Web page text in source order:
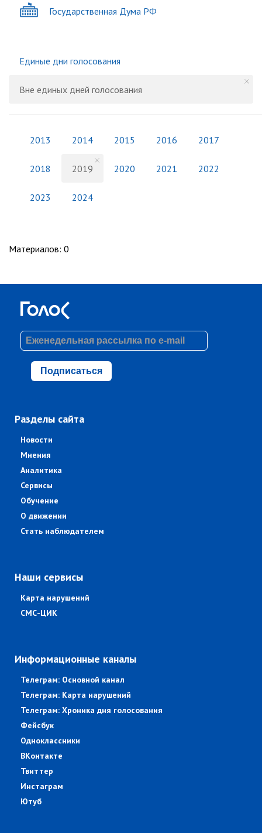
Государственная Дума РФ
Единые дни голосования
Вне единых дней голосования
2013 2014 2015 2016 2017
2018 2019 2020 2021 2022
2023 2024
Материалов: 0
Подписаться
Разделы сайта
Новости
Мнения
Аналитика
Сервисы
Обучение
О движении
Стать наблюдателем
Наши сервисы
Карта нарушений
СМС-ЦИК
Информационные каналы
Телеграм: Основной канал
Телеграм: Карта нарушений
Телеграм: Хроника дня голосования
Фейсбук
Одноклассники
ВКонтакте
Твиттер
Инстаграм
Ютуб